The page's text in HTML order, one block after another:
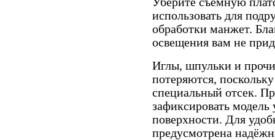
использовать для
обработки манжет.
освещения вам не
Иглы, шпульки и
потеряются,
специальный отсек.
зафиксировать модель
поверхности. Для
предусмотрена